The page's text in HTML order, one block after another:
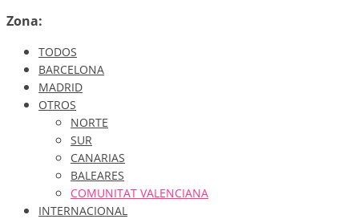
Zona:
TODOS
BARCELONA
MADRID
OTROS
NORTE
SUR
CANARIAS
BALEARES
COMUNITAT VALENCIANA
INTERNACIONAL